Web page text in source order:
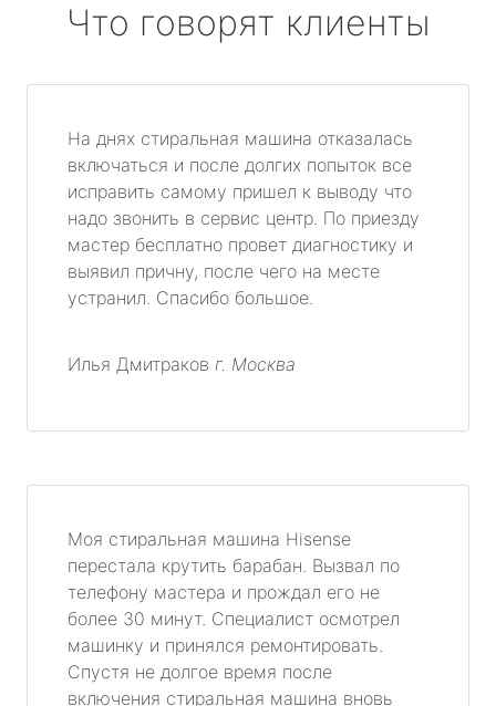
Что говорят клиенты
На днях стиральная машина отказалась
включаться и после долгих попыток все
исправить самому пришел к выводу что
надо звонить в сервис центр. По приезду
мастер бесплатно провет диагностику и
выявил причну, после чего на месте
устранил. Спасибо большое.
Илья Дмитраков г. Москва
Моя стиральная машина Hisense
перестала крутить барабан. Вызвал по
телефону мастера и прождал его не
более 30 минут. Специалист осмотрел
машинку и принялся ремонтировать.
Спустя не долгое время после
включения стиральная машина вновь